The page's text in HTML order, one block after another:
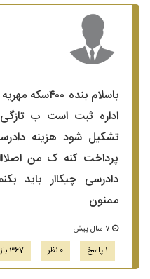
باسلام بنده
اداره ثبت است ب
تشکیل شود هزینه
پرداخت کنه ک من
دادرسی چیکاار باید
ممنون
1 پاسخ
0 نظر 367 بازدید